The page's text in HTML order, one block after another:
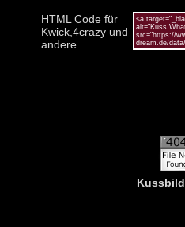
HTML Code für
Kwick,4crazy und
andere
Kussbild